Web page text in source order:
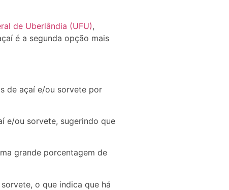
de Uberlândia (UFU),
é a segunda opção mais
de açaí e/ou sorvete por
e/ou sorvete, sugerindo que
grande porcentagem de
o que indica que há